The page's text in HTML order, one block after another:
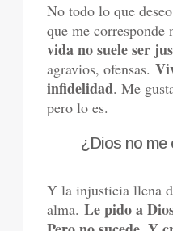
No todo lo que
que me
vida no suele ser
agravios, ofensas.
infidelidad. Me
pero lo es.
¿Dios no me
Y la injusticia llena
alma.Le pido a